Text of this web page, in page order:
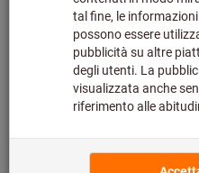
Aggiungi alla lista dei preferiti
Dettagli prodotto
Descrizione